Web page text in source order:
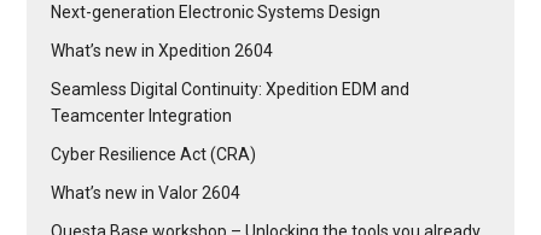
Next-generation Electronic Systems Design
What’s new in Xpedition 2604
Seamless Digital Continuity: Xpedition EDM and
Teamcenter Integration
Cyber Resilience Act (CRA)
What’s new in Valor 2604
Questa Base workshop – Unlocking the tools you already